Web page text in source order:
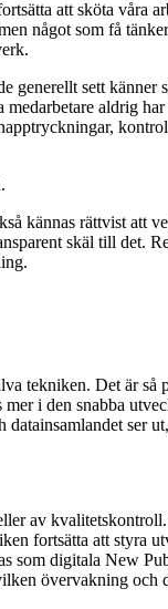
att sköta
något som få
generellt sett
aldrig
kännas rättvist
skäl till det.
tekniken. Det är
i den snabba
ser
av
fortsätta att styra
som digitala New
övervakning